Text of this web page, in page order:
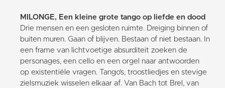
MILONGE, Een kleine grote tango op liefde en dood
Drie mensen en een gesloten ruimte. Dreiging binnen of
buiten muren. Gaan of blijven. Bestaan of niet bestaan. In
een frame van lichtvoetige absurditeit zoeken de
personages, een cello en een orgel naar antwoorden
op existentiële vragen. Tango’s, troostliedjes en stevige
zielsmuziek wisselen elkaar af. Van Bach tot Brel, van